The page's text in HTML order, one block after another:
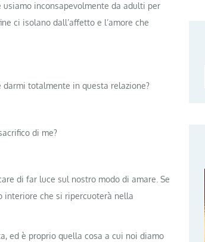
usiamo inconsapevolmente da adulti per
ci isolano dall’affetto e l’amore che
totalmente in questa relazione?
di me?
di far luce sul nostro modo di amare. Se
interiore che si ripercuoterà nella
ed è proprio quella cosa a cui noi diamo